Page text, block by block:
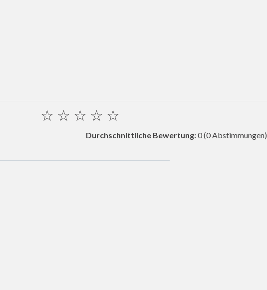
☆
☆
☆
☆
☆
Durchschnittliche Bewertung:0(0 Abstimmungen)